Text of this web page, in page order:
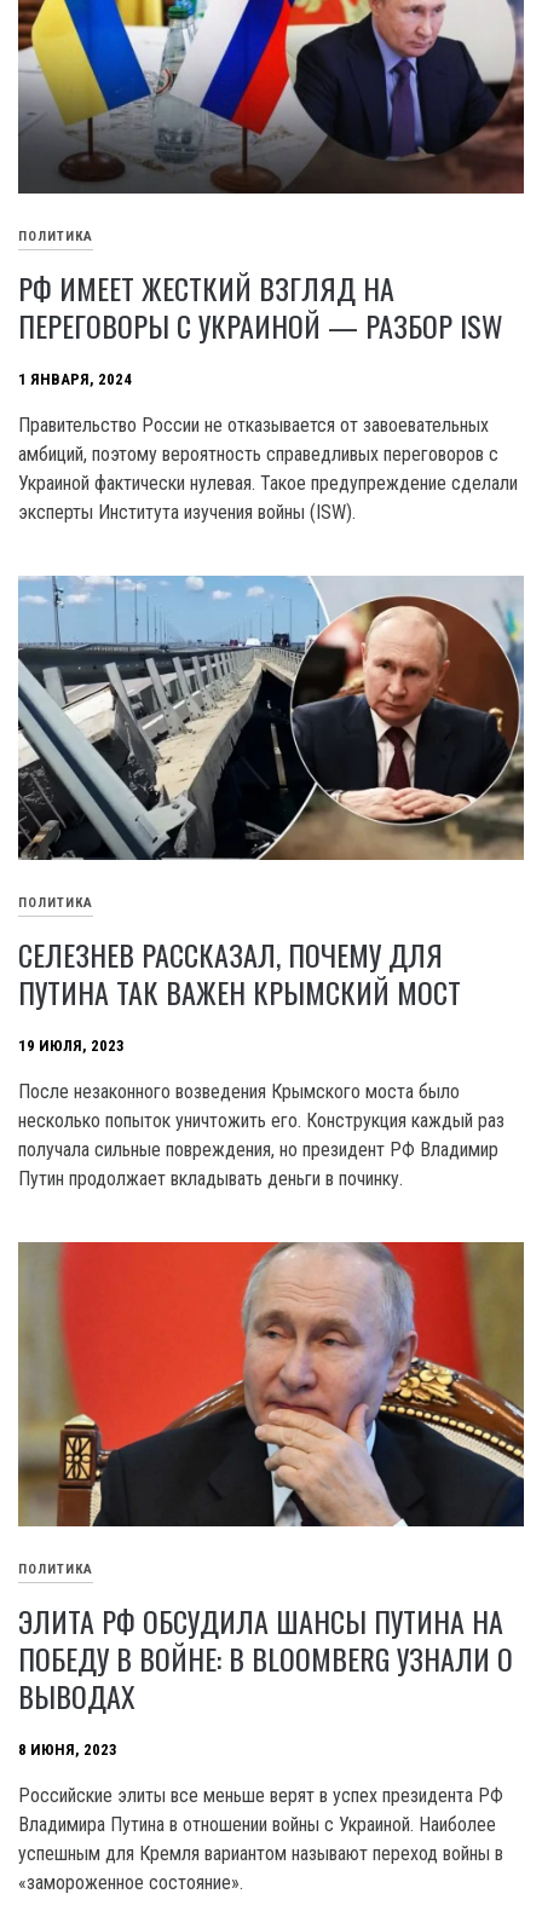
ПОЛИТИКА
РФ ИМЕЕТ ЖЕСТКИЙ ВЗГЛЯД НА
ПЕРЕГОВОРЫ С УКРАИНОЙ — РАЗБОР ISW
1 ЯНВАРЯ, 2024
Правительство России не отказывается от завоевательных
амбиций, поэтому вероятность справедливых переговоров с
Украиной фактически нулевая. Такое предупреждение сделали
эксперты Института изучения войны (ISW).
ПОЛИТИКА
СЕЛЕЗНЕВ РАССКАЗАЛ, ПОЧЕМУ ДЛЯ
ПУТИНА ТАК ВАЖЕН КРЫМСКИЙ МОСТ
19 ИЮЛЯ, 2023
После незаконного возведения Крымского моста было
несколько попыток уничтожить его. Конструкция каждый раз
получала сильные повреждения, но президент РФ Владимир
Путин продолжает вкладывать деньги в починку.
ПОЛИТИКА
ЭЛИТА РФ ОБСУДИЛА ШАНСЫ ПУТИНА НА
ПОБЕДУ В ВОЙНЕ: В BLOOMBERG УЗНАЛИ О
ВЫВОДАХ
8 ИЮНЯ, 2023
Российские элиты все меньше верят в успех президента РФ
Владимира Путина в отношении войны с Украиной. Наиболее
успешным для Кремля вариантом называют переход войны в
«замороженное состояние».